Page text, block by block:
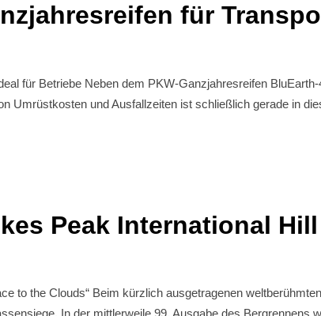
für
für Betriebe Neben dem PKW-Ganzjahresreifen
Umrüstkosten und Ausfallzeiten ist schließlich gerade in
Peak International
to the Clouds“ Beim kürzlich ausgetragenen